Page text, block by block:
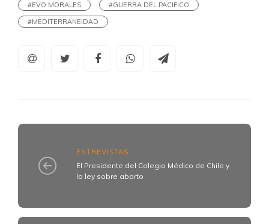
#EVO MORALES
#GUERRA DEL PACIFICO
#MEDITERRANEIDAD
ENTREVISTAS
El Presidente del Colegio Médico de Chile y
la ley sobre aborto